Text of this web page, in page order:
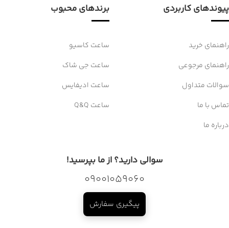
پیوندهای کاربردی
راهنمای خرید
راهنمای مرجوعی
سوالات متداول
تماس با ما
درباره ما
برندهای محبوب
ساعت کاسیو
ساعت جی شاک
ساعت ادیفایس
ساعت Q&Q
سوالی دارید؟ از ما بپرسید!
09001059060
پیگیری سفارش